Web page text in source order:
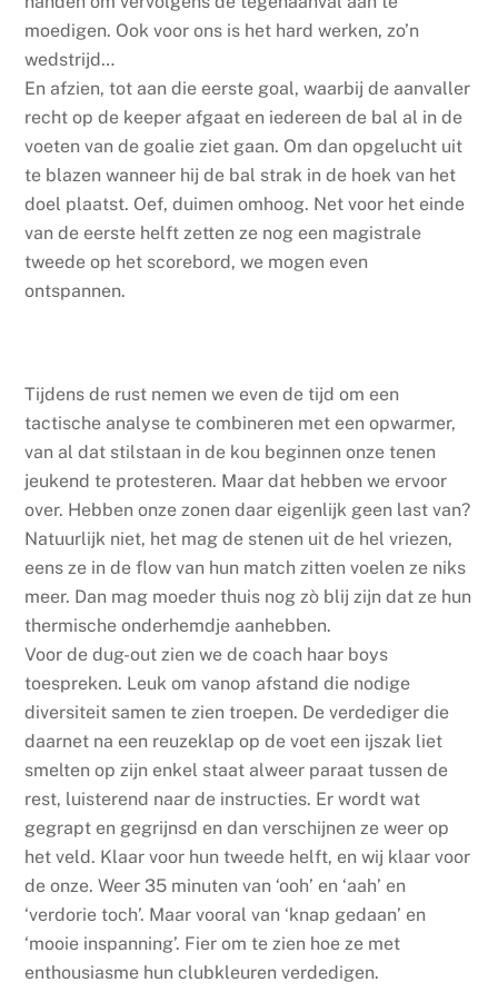
moedigen. Ook voor ons is het hard werken, zo’n
wedstrijd…
En afzien, tot aan die eerste goal, waarbij de aanvaller
recht op de keeper afgaat en iedereen de bal al in de
voeten van de goalie ziet gaan. Om dan opgelucht uit
te blazen wanneer hij de bal strak in de hoek van het
doel plaatst. Oef, duimen omhoog. Net voor het einde
van de eerste helft zetten ze nog een magistrale
tweede op het scorebord, we mogen even
ontspannen.
Tijdens de rust nemen we even de tijd om een
tactische analyse te combineren met een opwarmer,
van al dat stilstaan in de kou beginnen onze tenen
jeukend te protesteren. Maar dat hebben we ervoor
over. Hebben onze zonen daar eigenlijk geen last van?
Natuurlijk niet, het mag de stenen uit de hel vriezen,
eens ze in de flow van hun match zitten voelen ze niks
meer. Dan mag moeder thuis nog zò blij zijn dat ze hun
thermische onderhemdje aanhebben.
Voor de dug-out zien we de coach haar boys
toespreken. Leuk om vanop afstand die nodige
diversiteit samen te zien troepen. De verdediger die
daarnet na een reuzeklap op de voet een ijszak liet
smelten op zijn enkel staat alweer paraat tussen de
rest, luisterend naar de instructies. Er wordt wat
gegrapt en gegrijnsd en dan verschijnen ze weer op
het veld. Klaar voor hun tweede helft, en wij klaar voor
de onze. Weer 35 minuten van ‘ooh’ en ‘aah’ en
‘verdorie toch’. Maar vooral van ‘knap gedaan’ en
‘mooie inspanning’. Fier om te zien hoe ze met
enthousiasme hun clubkleuren verdedigen.